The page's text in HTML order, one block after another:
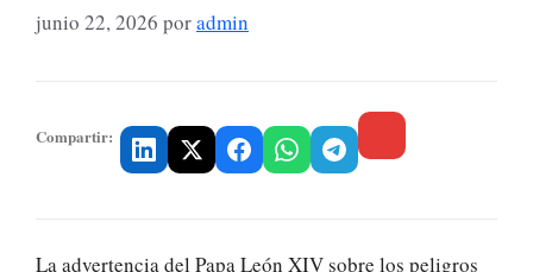
junio 22, 2026 poradmin
Compartir:
La advertencia del Papa León XIV sobre los peligros